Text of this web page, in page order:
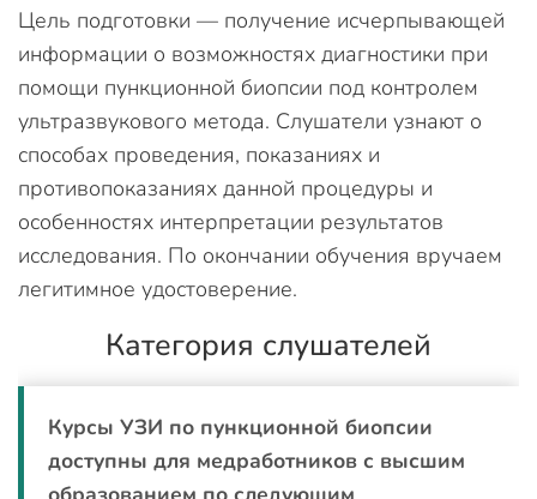
Цель подготовки — получение исчерпывающей
информации о возможностях диагностики при
помощи пункционной биопсии под контролем
ультразвукового метода. Слушатели узнают о
способах проведения, показаниях и
противопоказаниях данной процедуры и
особенностях интерпретации результатов
исследования. По окончании обучения вручаем
легитимное удостоверение.
Категория слушателей
Курсы УЗИ по пункционной биопсии
доступны для медработников с высшим